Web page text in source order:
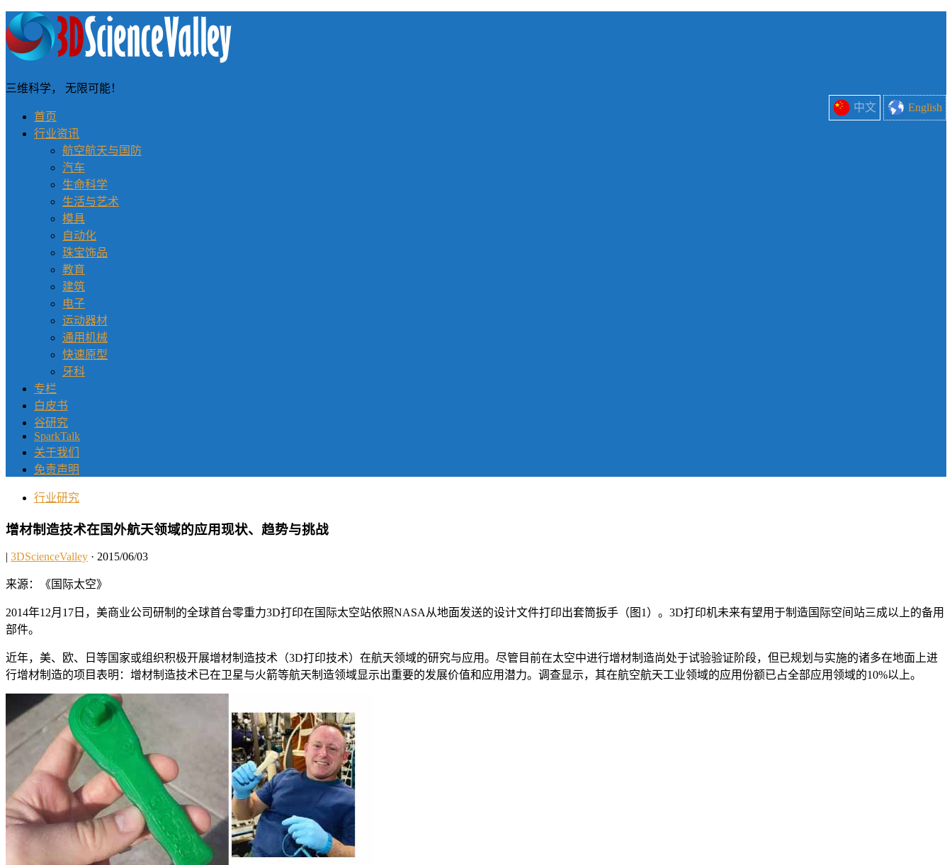
中文 English
三维科学， 无限可能！
首页
行业资讯
航空航天与国防
汽车
生命科学
生活与艺术
模具
自动化
珠宝饰品
教育
建筑
电子
运动器材
通用机械
快速原型
牙科
专栏
白皮书
谷研究
SparkTalk
关于我们
免责声明
行业研究
增材制造技术在国外航天领域的应用现状、趋势与挑战
| 3DScienceValley · 2015/06/03
来源：《国际太空》
2014年12月17日，美商业公司研制的全球首台零重力3D打印在国际太空站依照NASA从地面发送的设计文件打印出套筒扳手（图1）。3D打印机未来有望用于制造国际空间站三成以上的备用
部件。
近年，美、欧、日等国家或组织积极开展增材制造技术（3D打印技术）在航天领域的研究与应用。尽管目前在太空中进行增材制造尚处于试验验证阶段，但已规划与实施的诸多在地面上进
行增材制造的项目表明：增材制造技术已在卫星与火箭等航天制造领域显示出重要的发展价值和应用潜力。调查显示，其在航空航天工业领域的应用份额已占全部应用领域的10%以上。